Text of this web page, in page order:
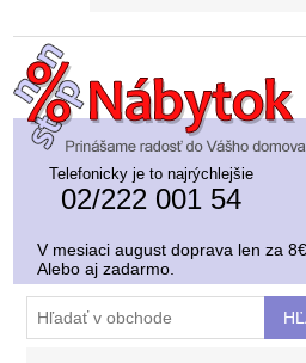
Telefonicky je to najrýchlejšie
02/222 001 54
V mesiaci august doprava len za
Alebo aj zadarmo.